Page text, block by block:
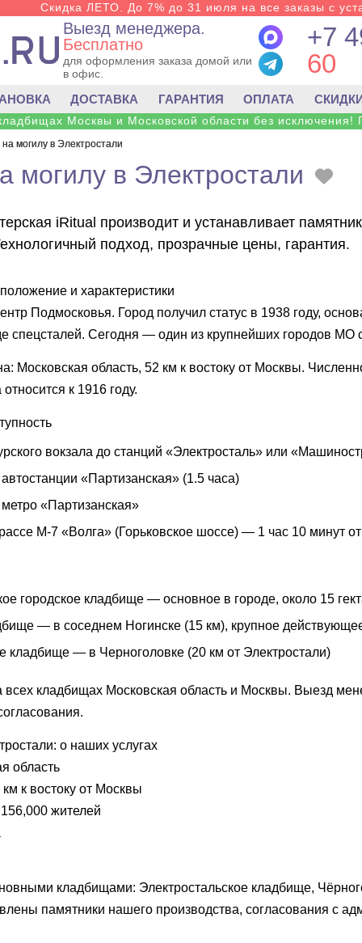
Скидка ЛЕТО. До 7% до 31 июля на все заказы с
Выезд менеджера.
Бесплатно
для оформления заказа домой или
в офис.
+7
60
ДОСТАВКА ГАРАНТИЯ ОПЛАТА
Москвы и Московской области без исключения!
могилу в Электростали
могилу в Электростали
iRitual производит и устанавливает
подход, прозрачные цены, гарантия.
и характеристики
Подмосковья. Город получил статус в 1938 году,
спецсталей. Сегодня — один из крупнейших городов МО
Московская область, 52 км к востоку от Москвы.
к 1916 году.
вокзала до станций «Электросталь» или
«Партизанская» (1.5 часа)
«Партизанская»
М-7 «Волга» (Горьковское шоссе) — 1 час 10 минут
городское кладбище — основное в городе, около 15
— в соседнем Ногинске (15 км), крупное
кладбище — в Черноголовке (20 км от Электростали)
всех кладбищах Московская область и Москвы. Выезд
о наших услугах
область
к востоку от Москвы
жителей
кладбищами: Электростальское кладбище,
памятники нашего производства, согласования с